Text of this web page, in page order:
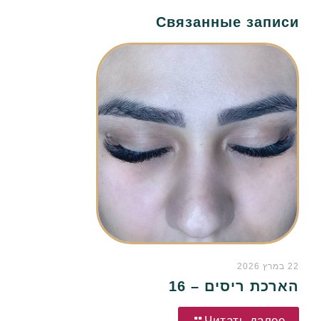
Связанные записи
22 במרץ 2026
הארכת ריסים – 16